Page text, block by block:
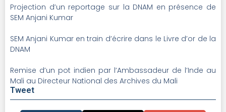
Projection d’un reportage sur la DNAM en présence de
SEM Anjani Kumar
SEM Anjani Kumar en train d’écrire dans le Livre d’or de la
DNAM
Remise d’un pot indien par l’Ambassadeur de l’Inde au
Mali au Directeur National des Archives du Mali
Tweet